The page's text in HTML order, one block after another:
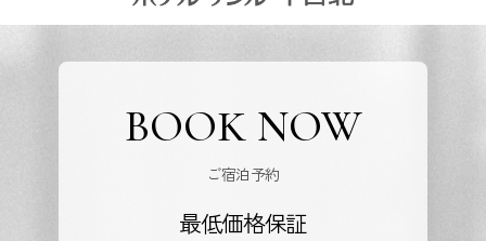
BOOK NOW
ご宿泊予約
最低価格保証